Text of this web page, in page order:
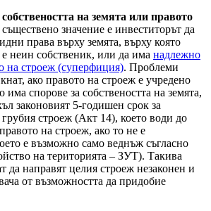
на земята или правото
значение е инвеститорът да
права върху земята, върху която
неин собственик, или да има надлежно
на строеж (суперфиция). Проблеми
ако правото на строеж е учредено
има спорове за собствеността на земята,
законовият 5-годишен срок за
строеж (Акт 14), което води до
на строеж, ако то не е
е възможно само веднъж съгласно
на територията – ЗУТ). Такива
да направят целия строеж незаконен и
от възможността да придобие